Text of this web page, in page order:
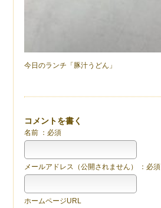
今日のランチ「豚汁うどん」
コメントを書く
名前 ：必須
メールアドレス（公開されません） ：必須
ホームページURL